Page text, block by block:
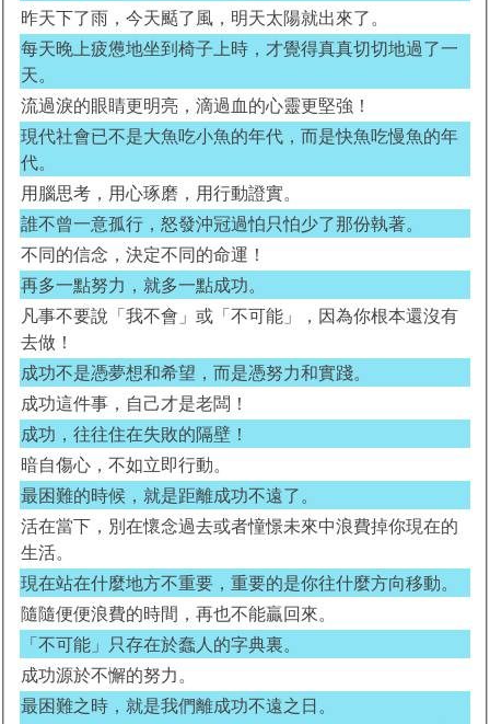
昨天下了雨，今天颳了風，明天太陽就出來了。
每天晚上疲憊地坐到椅子上時，才覺得真真切切地過了一
天。
流過淚的眼睛更明亮，滴過血的心靈更堅強！
現代社會已不是大魚吃小魚的年代，而是快魚吃慢魚的年
代。
用腦思考，用心琢磨，用行動證實。
誰不曾一意孤行，怒發沖冠過怕只怕少了那份執著。
不同的信念，決定不同的命運！
再多一點努力，就多一點成功。
凡事不要說「我不會」或「不可能」，因為你根本還沒有
去做！
成功不是憑夢想和希望，而是憑努力和實踐。
成功這件事，自己才是老闆！
成功，往往住在失敗的隔壁！
暗自傷心，不如立即行動。
最困難的時候，就是距離成功不遠了。
活在當下，別在懷念過去或者憧憬未來中浪費掉你現在的
生活。
現在站在什麼地方不重要，重要的是你往什麼方向移動。
隨隨便便浪費的時間，再也不能贏回來。
「不可能」只存在於蠢人的字典裏。
成功源於不懈的努力。
最困難之時，就是我們離成功不遠之日。